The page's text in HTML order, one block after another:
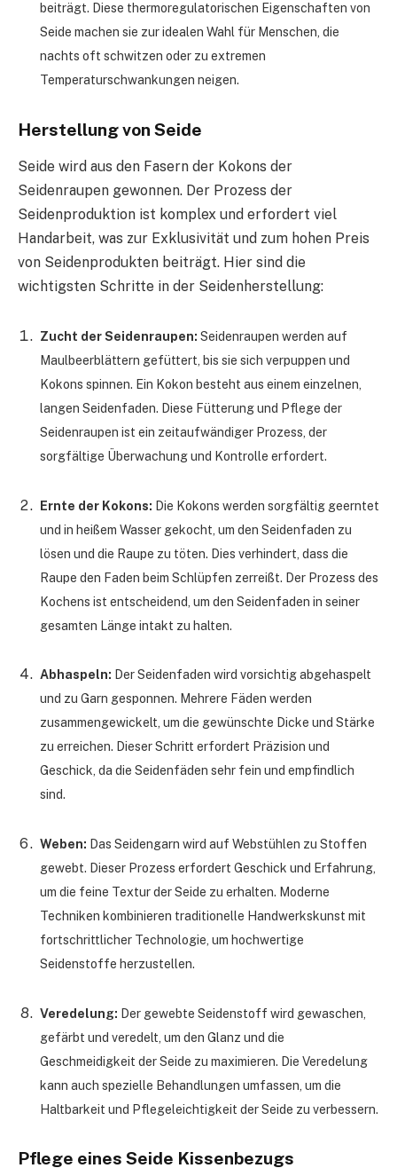
beiträgt. Diese thermoregulatorischen Eigenschaften von
Seide machen sie zur idealen Wahl für Menschen, die
nachts oft schwitzen oder zu extremen
Temperaturschwankungen neigen.
Herstellung von Seide
Seide wird aus den Fasern der Kokons der
Seidenraupen gewonnen. Der Prozess der
Seidenproduktion ist komplex und erfordert viel
Handarbeit, was zur Exklusivität und zum hohen Preis
von Seidenprodukten beiträgt. Hier sind die
wichtigsten Schritte in der Seidenherstellung:
Zucht der Seidenraupen: Seidenraupen werden auf
Maulbeerblättern gefüttert, bis sie sich verpuppen und
Kokons spinnen. Ein Kokon besteht aus einem einzelnen,
langen Seidenfaden. Diese Fütterung und Pflege der
Seidenraupen ist ein zeitaufwändiger Prozess, der
sorgfältige Überwachung und Kontrolle erfordert.
Ernte der Kokons: Die Kokons werden sorgfältig geerntet
und in heißem Wasser gekocht, um den Seidenfaden zu
lösen und die Raupe zu töten. Dies verhindert, dass die
Raupe den Faden beim Schlüpfen zerreißt. Der Prozess des
Kochens ist entscheidend, um den Seidenfaden in seiner
gesamten Länge intakt zu halten.
Abhaspeln: Der Seidenfaden wird vorsichtig abgehaspelt
und zu Garn gesponnen. Mehrere Fäden werden
zusammengewickelt, um die gewünschte Dicke und Stärke
zu erreichen. Dieser Schritt erfordert Präzision und
Geschick, da die Seidenfäden sehr fein und empfindlich
sind.
Weben: Das Seidengarn wird auf Webstühlen zu Stoffen
gewebt. Dieser Prozess erfordert Geschick und Erfahrung,
um die feine Textur der Seide zu erhalten. Moderne
Techniken kombinieren traditionelle Handwerkskunst mit
fortschrittlicher Technologie, um hochwertige
Seidenstoffe herzustellen.
Veredelung: Der gewebte Seidenstoff wird gewaschen,
gefärbt und veredelt, um den Glanz und die
Geschmeidigkeit der Seide zu maximieren. Die Veredelung
kann auch spezielle Behandlungen umfassen, um die
Haltbarkeit und Pflegeleichtigkeit der Seide zu verbessern.
Pflege eines Seide Kissenbezugs